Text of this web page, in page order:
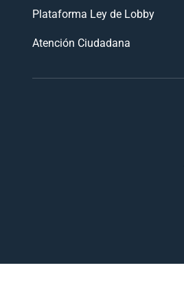
Plataforma Ley de Lobby
Atención Ciudadana